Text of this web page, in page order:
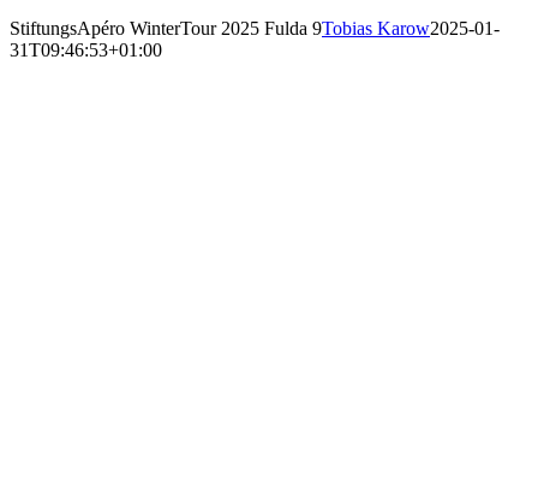
StiftungsApéro WinterTour 2025 Fulda 9Tobias Karow2025-01-
31T09:46:53+01:00